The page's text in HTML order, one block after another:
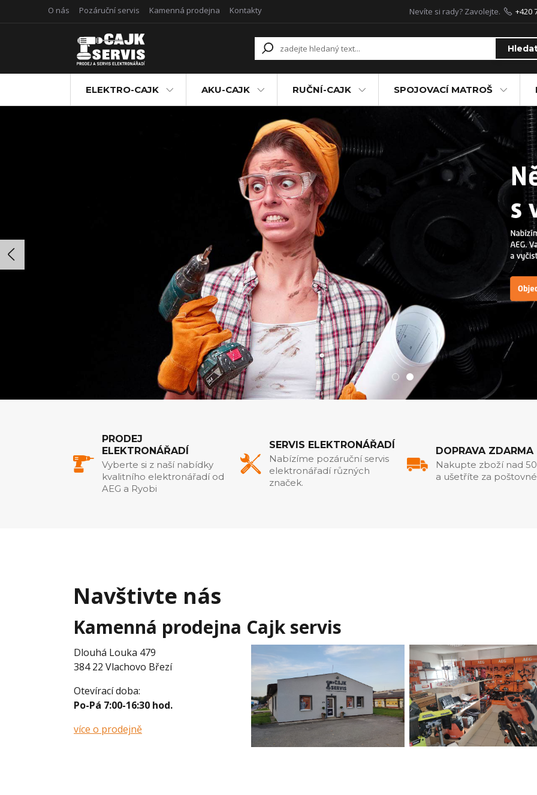
O nás Pozáruční servis Kamenná prodejna Kontakty Nevíte si rady? Zavolejte. +420
ELEKTRO-CAJK AKU-CAJK RUČNÍ-CAJK SPOJOVACÍ MATROŠ
PRODEJ
ELEKTRONÁŘADÍ
Vyberte si z naší nabídky
kvalitního elektronářadí od
AEG a Ryobi
SERVIS ELEKTRONÁŘADÍ
Nabízíme pozáruční servis
elektronářadí různých
značek.
DOPRAVA ZDARMA
Nakupte zboží nad
a ušetříte za
Navštivte nás
Kamenná prodejna Cajk servis
Dlouhá Louka 479
384 22 Vlachovo Březí
Otevírací doba:
Po-Pá 7:00-16:30 hod.
více o prodejně